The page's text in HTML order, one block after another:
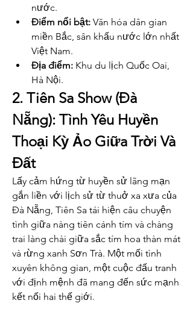
nước.
Điểm nổi bật: Văn hóa dân gian
miền Bắc, sân khấu nước lớn nhất
Việt Nam.
Địa điểm: Khu du lịch Quốc Oai,
Hà Nội.
2. Tiên Sa Show (Đà
Nẵng): Tình Yêu Huyền
Thoại Kỳ Ảo Giữa Trời Và
Đất
Lấy cảm hứng từ huyền sử lãng mạn
gắn liền với lịch sử từ thuở xa xưa của
Đà Nẵng, Tiên Sa tái hiện câu chuyện
tình giữa nàng tiên cánh tím và chàng
trai làng chài giữa sắc tím hoa thàn mát
và rừng xanh Sơn Trà. Một mối tình
xuyên không gian, một cuộc đấu tranh
với định mệnh đã mang đến sức mạnh
kết nối hai thế giới.